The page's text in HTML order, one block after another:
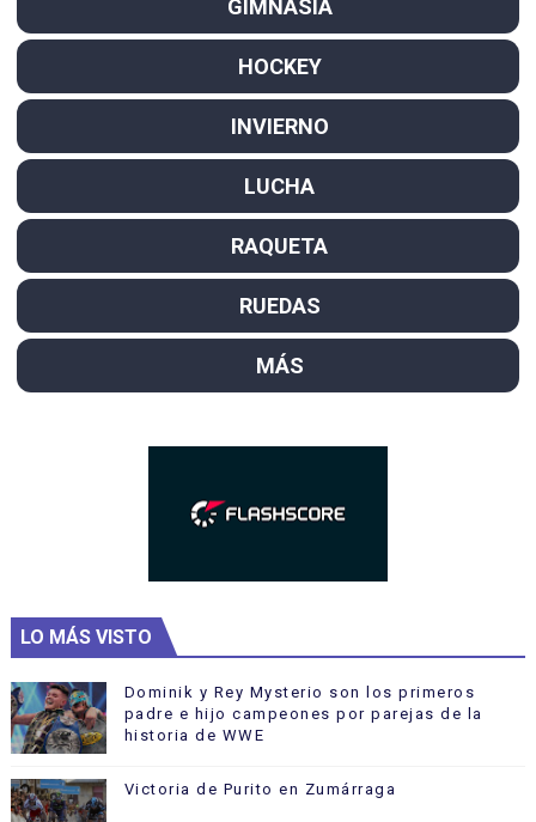
GIMNASIA
HOCKEY
INVIERNO
LUCHA
RAQUETA
RUEDAS
MÁS
LO MÁS VISTO
Dominik y Rey Mysterio son los primeros
padre e hijo campeones por parejas de la
historia de WWE
Victoria de Purito en Zumárraga